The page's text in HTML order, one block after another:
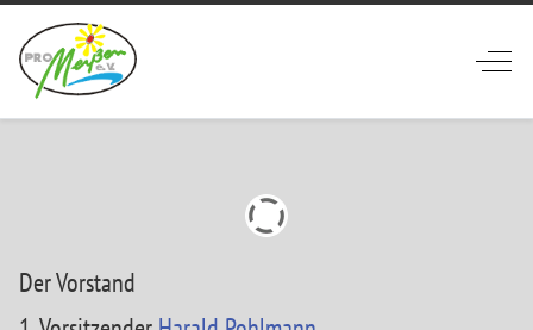
Off-
Der Vorstand